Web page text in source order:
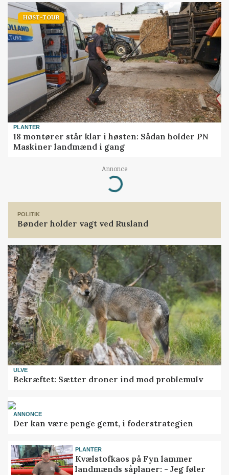
HØST-TOUR
PLANTER
18 montører står klar i høsten: Sådan holder PN
Maskiner landmænd i gang
Annonce
Loading...
POLITIK
Bønder holder vagt ved Rusland
ULVE
Bekræftet: Sætter droner ind mod problemulv
ANNONCE
Der kan være penge gemt, i foderstrategien
PLANTER
Kvælstofkaos på Fyn lammer
landmænds såplaner: - Jeg føler